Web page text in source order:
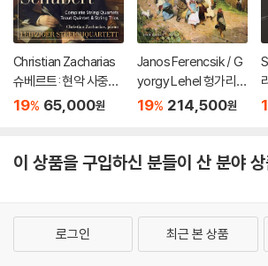
Christian Zacharias
슈베르트: 현악 사중주
전곡 외 (Schubert: C
& String Trios)
19% 65,000원
Janos Ferencsik / G
yorgy Lehel 헝가리
음악 선집 (Hungarian
19% 214,500원
이 상품을 구입하신 분들이 산 분야
로그인 최근 본 상품